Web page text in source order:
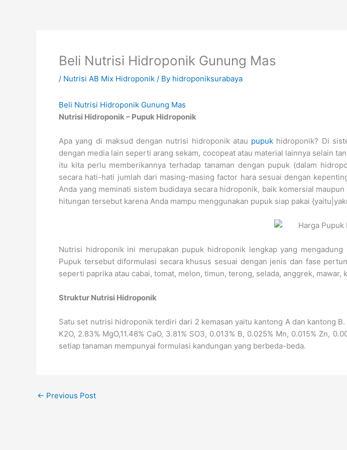
Beli Nutrisi Hidroponik Gunung Mas
/ Nutrisi AB Mix Hidroponik / By hidroponiksurabaya
Beli Nutrisi Hidroponik Gunung Mas
Nutrisi Hidroponik – Pupuk Hidroponik
Apa yang di maksud dengan nutrisi hidroponik atau pupuk hidroponik? Di
dengan media lain seperti arang sekam, cocopeat atau material lainnya selain
itu kita perlu memberikannya terhadap tanaman dengan pupuk (dalam
secara hati-hati jumlah dari masing-masing factor hara sesuai dengan
Anda yang meminati sistem budidaya secara hidroponik, baik komersial
hitungan tersebut karena Anda mampu menggunakan pupuk siap pakai
Nutrisi hidroponik ini merupakan pupuk hidroponik lengkap yang
Pupuk tersebut diformulasi secara khusus sesuai dengan jenis dan fase
seperti paprika atau cabai, tomat, melon, timun, terong, selada, anggrek, mawar,
Struktur Nutrisi Hidroponik
Satu set nutrisi hidroponik terdiri dari 2 kemasan yaitu kantong A dan kantong B.
K2O, 2.83% MgO,11.48% CaO, 3.81% SO3, 0.013% B, 0.025% Mn, 0.015% Zn,
setiap tanaman mempunyai formulasi kandungan yang berbeda-beda.
← Previous Post